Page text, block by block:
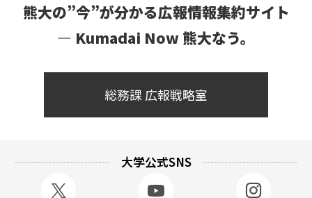
熊大の”今”が分かる広報情報集約サイト
― Kumadai Now 熊大なう。
総務課 広報戦略室
大学公式SNS